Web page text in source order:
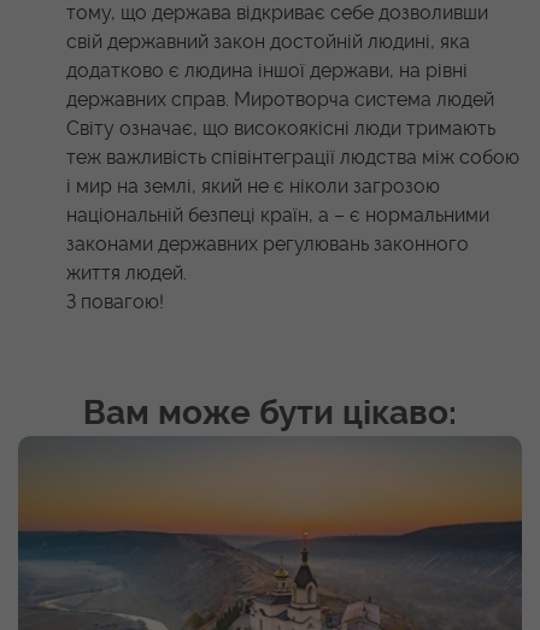
тому, що держава відкриває себе дозволивши
свій державний закон достойній людині, яка
додатково є людина іншої держави, на рівні
державних справ. Миротворча система людей
Світу означає, що високоякісні люди тримають
теж важливість співінтеграції людства між собою
і мир на землі, який не є ніколи загрозою
національній безпеці країн, а – є нормальними
законами державних регулювань законного
життя людей.
З повагою!
Вам може бути цікаво: